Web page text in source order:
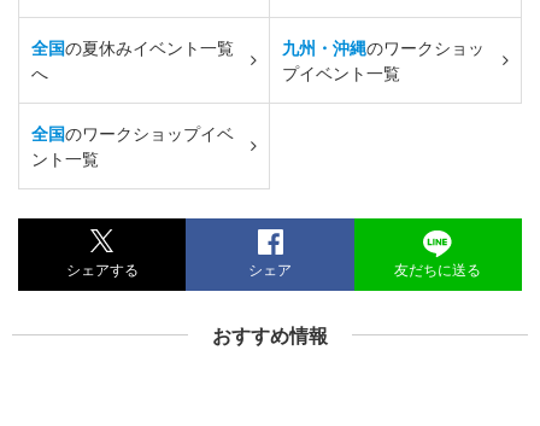
全国の夏休みイベント一覧
へ
九州・沖縄のワークショッ
プイベント一覧
全国のワークショップイベ
ント一覧
シェアする シェア 友だちに送る
おすすめ情報